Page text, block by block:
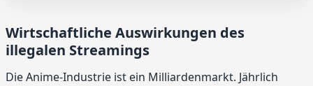
Wirtschaftliche Auswirkungen des
illegalen Streamings
Die Anime-Industrie ist ein Milliardenmarkt. Jährlich